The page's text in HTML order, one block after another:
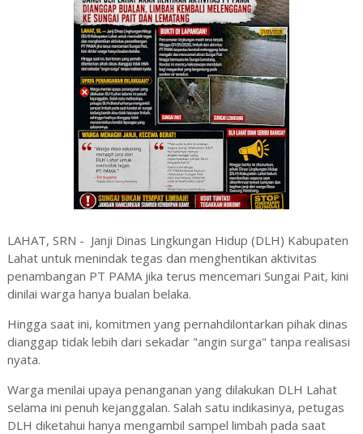
LAHAT, SRN - Janji Dinas Lingkungan Hidup (DLH) Kabupaten
Lahat untuk menindak tegas dan menghentikan aktivitas
penambangan PT PAMA jika terus mencemari Sungai Pait, kini
dinilai warga hanya bualan belaka.
Hingga saat ini, komitmen yang pernahdilontarkan pihak dinas
dianggap tidak lebih dari sekadar "angin surga" tanpa realisasi
nyata.
​Warga menilai upaya penanganan yang dilakukan DLH Lahat
selama ini penuh kejanggalan. Salah satu indikasinya, petugas
DLH diketahui hanya mengambil sampel limbah pada saat